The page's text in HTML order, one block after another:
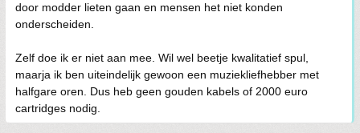
door modder lieten gaan en mensen het niet konden
onderscheiden.
Zelf doe ik er niet aan mee. Wil wel beetje kwalitatief spul,
maarja ik ben uiteindelijk gewoon een muziekliefhebber met
halfgare oren. Dus heb geen gouden kabels of 2000 euro
cartridges nodig.